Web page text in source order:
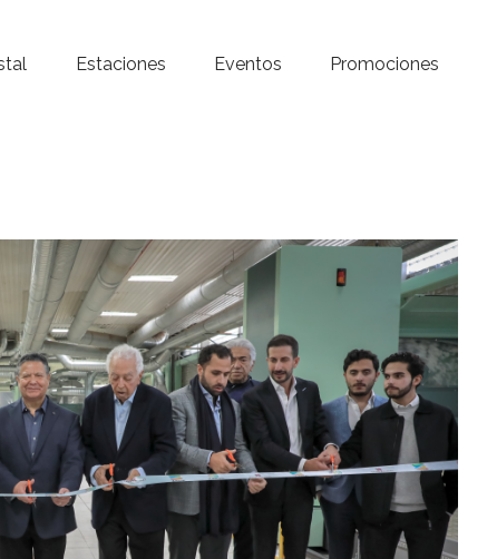
Estaciones Eventos Promociones
Noticias
Para ti
Contacto